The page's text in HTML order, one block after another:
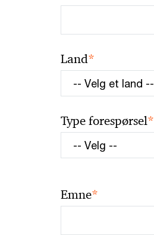
Land*
Type forespørsel*
Emne*